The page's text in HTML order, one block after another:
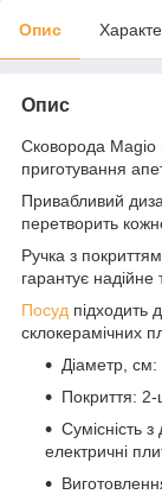
Опис
Опис
Сковорода Magio
приготування
Привабливий
перетворить
Ручка з
гарантує
Посуд підходить
склокерамічних
Діаметр, см:
Покриття:
Сумісність
електричні